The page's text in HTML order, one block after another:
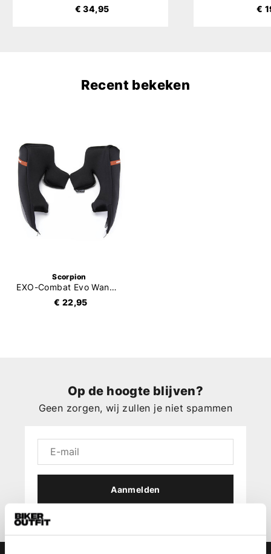
€ 34,95
€
Recent bekeken
Scorpion
EXO-Combat Evo Wangkussens
€ 22,95
Op de hoogte blijven?
Geen zorgen, wij zullen je niet spammen
Aanmelden